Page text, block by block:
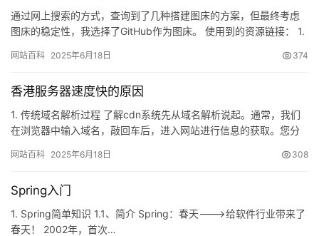
通过网上搜索的方式，查询到了几种搭建图床的方案，但最终考虑
图床的稳定性，我选择了GitHub作为图床。 使用到的资源链接： 1.
网站百科 2025年6月18日 374
香港服务器速度快的原因
1. 传统域名解析过程 了解cdn系统先从域名解析说起。通常，我们
在浏览器中输入域名，敲回车后，进入网站进行信息的获取。您分
网站百科 2025年6月18日 308
Spring入门
1. Spring简单知识 1.1、简介 Spring：春天——->给软件行业带来了
春天！ 2002年，首次…